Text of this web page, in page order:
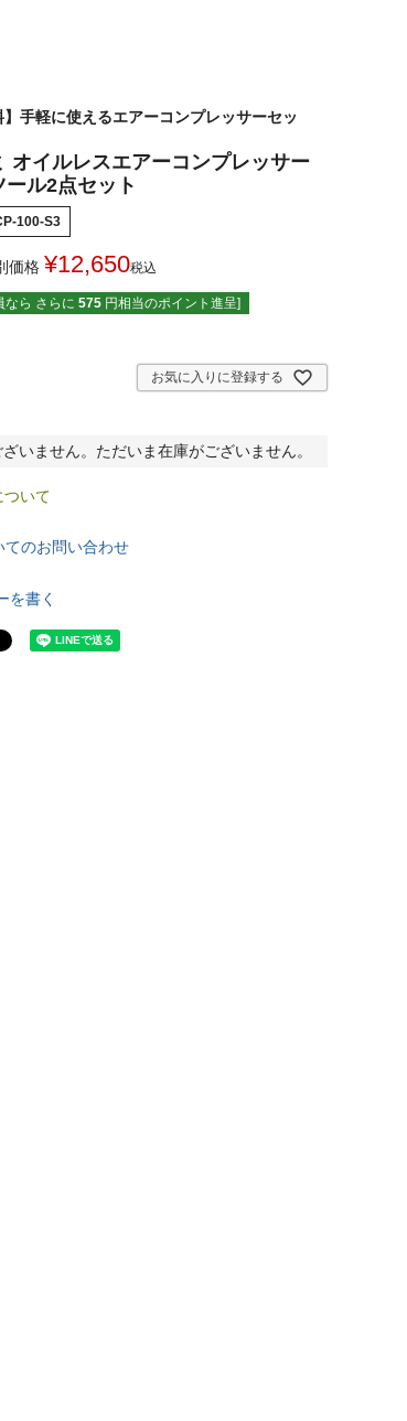
】手軽に使えるエアーコンプレッサーセッ
オイルレスエアーコンプレッサー
ール2点セット
100-S3
価格 ¥12,650税込
なら さらに 575 円相当のポイント進呈]
お気に入りに登録する
いません。ただいま在庫がございません。
ついて
てのお問い合わせ
を書く